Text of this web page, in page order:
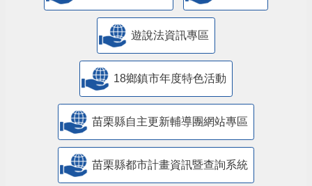
遊說法資訊專區
18鄉鎮市年度特色活動
苗栗縣自主更新輔導團網站專區
苗栗縣都市計畫資訊暨查詢系統